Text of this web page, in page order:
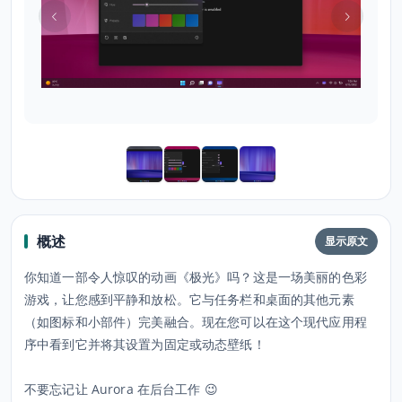
概述 显示原文
你知道一部令人惊叹的动画《极光》吗？这是一场美丽的色彩
游戏，让您感到平静和放松。它与任务栏和桌面的其他元素
（如图标和小部件）完美融合。现在您可以在这个现代应用程
序中看到它并将其设置为固定或动态壁纸！
不要忘记让 Aurora 在后台工作 😉